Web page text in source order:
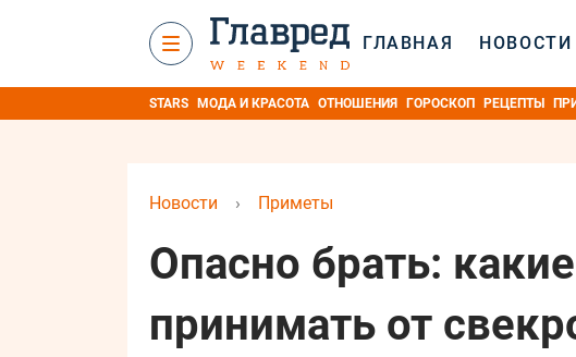
ГЛАВНАЯ НОВОСТИ
STARS МОДА И КРАСОТА ОТНОШЕНИЯ ГОРОСКОП РЕЦЕПТЫ
Новости › Приметы
Опасно брать:
принимать от